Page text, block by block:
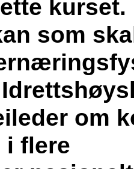
kurset.
som
om
i flere